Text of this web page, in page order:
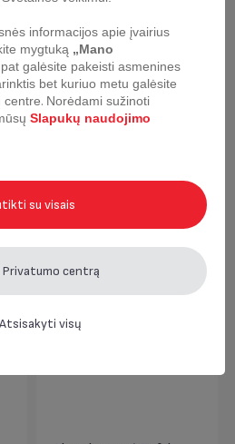
informacijos apie įvairius
mygtuką „Mano
pat galėsite pakeisti asmenines
bet kuriuo metu galėsite
centre. Norėdami sužinoti
Slapukų naudojimo
su visais
centrą
Atsisakyti visų